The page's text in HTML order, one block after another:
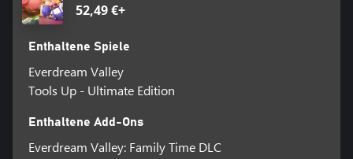
52,49 €+
Enthaltene Spiele
Everdream Valley
Tools Up - Ultimate Edition
Enthaltene Add-Ons
Everdream Valley: Family Time DLC